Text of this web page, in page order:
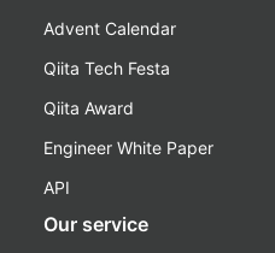
Advent Calendar
Qiita Tech Festa
Qiita Award
Engineer White Paper
API
Our service